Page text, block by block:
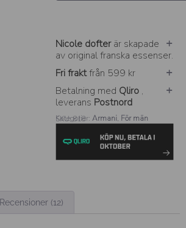
Nicole dofterär skapade
av original franska essenser.
Fri fraktfrån 599 kr
Betalning med Qliro ,
leverans Postnord
SKU: 818
Kategorier: Armani, För män
Recensioner (12)